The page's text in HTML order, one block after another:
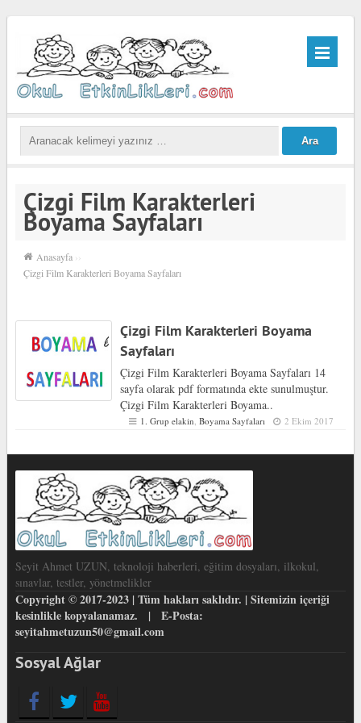
Çizgi Film Karakterleri
Boyama Sayfaları
Anasayfa ››
Çizgi Film Karakterleri Boyama Sayfaları
Çizgi Film Karakterleri Boyama
Sayfaları
Çizgi Film Karakterleri Boyama Sayfaları 14
sayfa olarak pdf formatında ekte sunulmuştur.
Çizgi Film Karakterleri Boyama..
1. Grup elakin ,Boyama Sayfaları 2 Ekim 2017
Seyit Ahmet UZUN, teknoloji haberleri, eğitim dosyaları, ilkokul,
sınavlar, testler, yönetmelikler
Copyright © 2017-2023 | Tüm hakları saklıdır. | Sitemizin içeriği
kesinlikle kopyalanamaz. | E-Posta:
seyitahmetuzun50@gmail.com
Sosyal Ağlar